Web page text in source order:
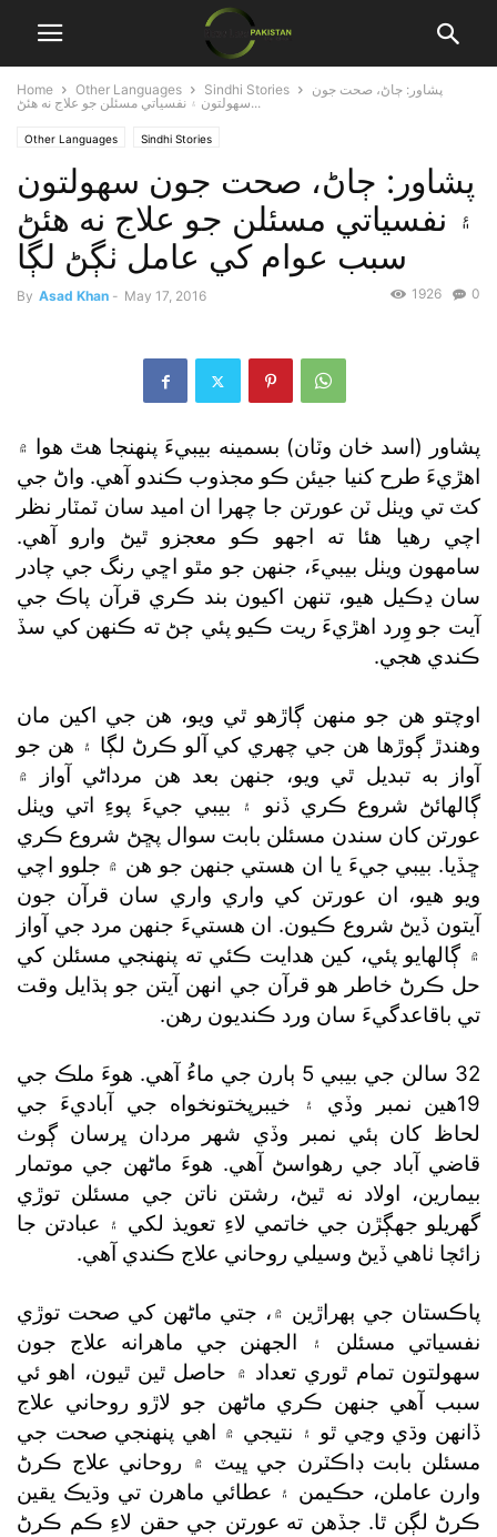
Home Other Languages Sindhi Stories
پشاور: ڄاڻ، صحت جون
سهولتون ۽ نفسياتي مسئلن جو علاج نه هئڻ...
Other Languages Sindhi Stories
پشاور: ڄاڻ، صحت جون سهولتون
۽ نفسياتي مسئلن جو علاج نه هئڻ
سبب عوام کي عامل ٺڳڻ لڳا
By Asad Khan - May 17, 2016 0
1926
پشاور (اسد خان وٽان) بسمينه بيبيءَ پنهنجا هٿ هوا ۾
اهڙيءَ طرح کنيا جيئن ڪو مجذوب ڪندو آهي. واڻ جي
کٽ تي ويٺل ٽن عورتن جا چهرا ان اميد سان ٽمٽار نظر
اچي رهيا هئا ته اجهو ڪو معجزو ٿيڻ وارو آهي.
سامهون ويٺل بيبيءَ، جنهن جو مٿو اڇي رنگ جي چادر
سان ڍڪيل هيو، تنهن اکيون بند ڪري قرآن پاڪ جي
آيت جو وِرد اهڙيءَ ريت ڪيو پئي ڄڻ ته ڪنهن کي سڏ
ڪندي هجي.
اوچتو هن جو منهن ڳاڙهو ٿي ويو، هن جي اکين مان
وهندڙ ڳوڙها هن جي چهري کي آلو ڪرڻ لڳا ۽ هن جو
آواز به تبديل ٿي ويو، جنهن بعد هن مرداڻي آواز ۾
ڳالهائڻ شروع ڪري ڏنو ۽ بيبي جيءَ پوءِ اتي ويٺل
عورتن کان سندن مسئلن بابت سوال پڇڻ شروع ڪري
ڇڏيا. بيبي جيءَ يا ان هستي جنهن جو هن ۾ جلوو اچي
ويو هيو، ان عورتن کي واري واري سان قرآن جون
آيتون ڏيڻ شروع ڪيون. ان هستيءَ جنهن مرد جي آواز
۾ ڳالهايو پئي، کين هدايت ڪئي ته پنهنجي مسئلن کي
حل ڪرڻ خاطر هو قرآن جي انهن آيتن جو ٻڌايل وقت
تي باقاعدگيءَ سان ورد ڪنديون رهن.
32 سالن جي بيبي 5 ٻارن جي ماءُ آهي. هوءَ ملڪ جي
19هين نمبر وڏي ۽ خيبرپختونخواه جي آباديءَ جي
لحاظ کان ٻئي نمبر وڏي شهر مردان ڀرسان ڳوٺ
قاضي آباد جي رهواسڻ آهي. هوءَ ماڻهن جي موتمار
بيمارين، اولاد نه ٿيڻ، رشتن ناتن جي مسئلن توڙي
گھريلو جهڳڙن جي خاتمي لاءِ تعويذ لکي ۽ عبادتن جا
زائچا ٺاهي ڏيڻ وسيلي روحاني علاج ڪندي آهي.
پاڪستان جي ٻهراڙين ۾، جتي ماڻهن کي صحت توڙي
نفسياتي مسئلن ۽ الجهنن جي ماهرانه علاج جون
سهولتون تمام ٿوري تعداد ۾ حاصل ٿين ٿيون، اهو ئي
سبب آهي جنهن ڪري ماڻهن جو لاڙو روحاني علاج
ڏانهن وڌي وڃي ٿو ۽ نتيجي ۾ اهي پنهنجي صحت جي
مسئلن بابت ڊاڪٽرن جي ڀيٽ ۾ روحاني علاج ڪرڻ
وارن عاملن، حڪيمن ۽ عطائي ماهرن تي وڌيڪ يقين
ڪرڻ لڳن ٿا. جڏهن ته عورتن جي حقن لاءِ ڪم ڪرڻ